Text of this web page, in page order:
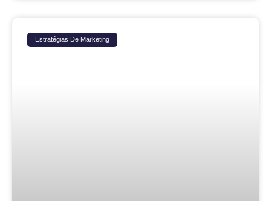
Estratégias De Marketing